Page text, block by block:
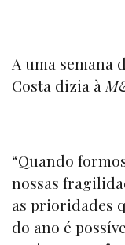
A uma semana
Costa dizia à
“Quando
nossas
as prioridades
do ano é